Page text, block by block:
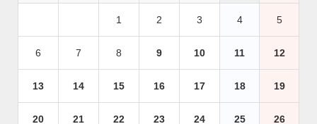
1 2 3 4 5
6 7 8 9 10 11 12
13 14 15 16 17 18 19
20 21 22 23 24 25 26